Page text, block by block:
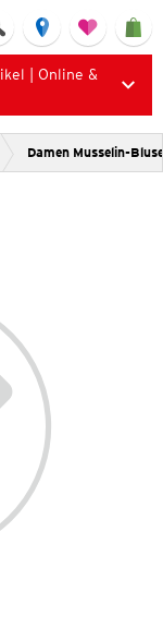
| Online &
Damen Musselin-Bluse